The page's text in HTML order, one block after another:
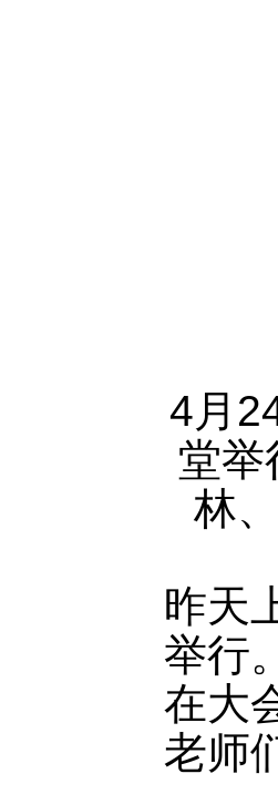
4月
堂举
林
昨天
举行
在大
老师